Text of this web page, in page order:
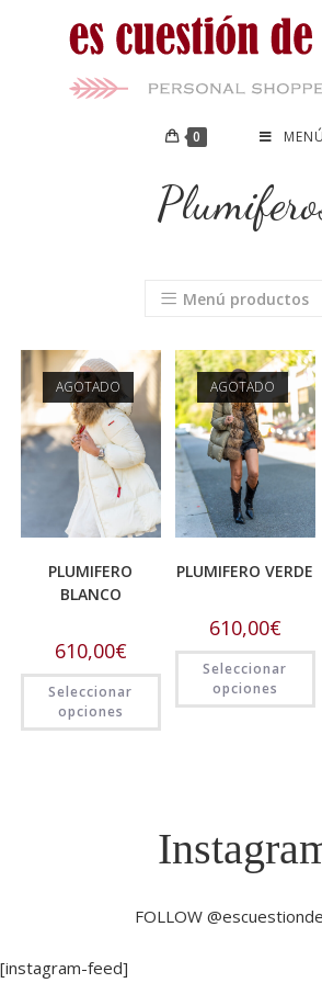
0 MENÚ
Menú productos
AGOTADO
PLUMIFERO
BLANCO
610,00€
Seleccionar
opciones
AGOTADO
PLUMIFERO VERDE
610,00€
Seleccionar
opciones
FOLLOW
[instagram-feed]